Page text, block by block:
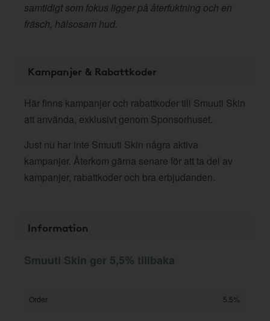
samtidigt som fokus ligger på återfuktning och en
fräsch, hälsosam hud.
Kampanjer & Rabattkoder
Här finns kampanjer och rabattkoder till Smuuti Skin
att använda, exklusivt genom Sponsorhuset.
Just nu har inte Smuuti Skin några aktiva
kampanjer. Återkom gärna senare för att ta del av
kampanjer, rabattkoder och bra erbjudanden.
Information
Smuuti Skin ger 5,5% tillbaka
Order 5,5%